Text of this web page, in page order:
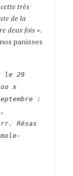
très
de la
deux fois ».
panisses
le 29
x
:
Résas